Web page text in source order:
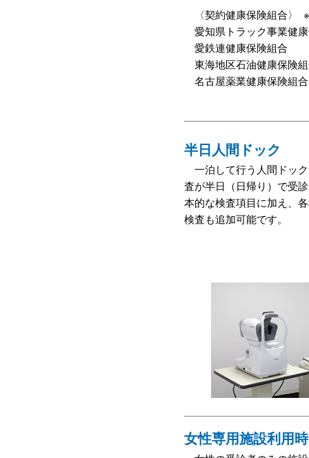
〈契約健康保険組合〉
愛知県トラック事業健
愛鉄連健康保険組合
東海地区石油健康保険
名古屋薬業健康保険組合
半日人間ドック
一泊して行う人間ドッ
査が半日（日帰り）で受
本的な検査項目に加え、
検査も追加可能です。
女性専用施設利用